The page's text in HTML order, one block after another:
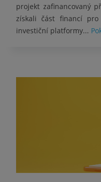
projekt zafinancovaný
získali část financí
investiční platformy...